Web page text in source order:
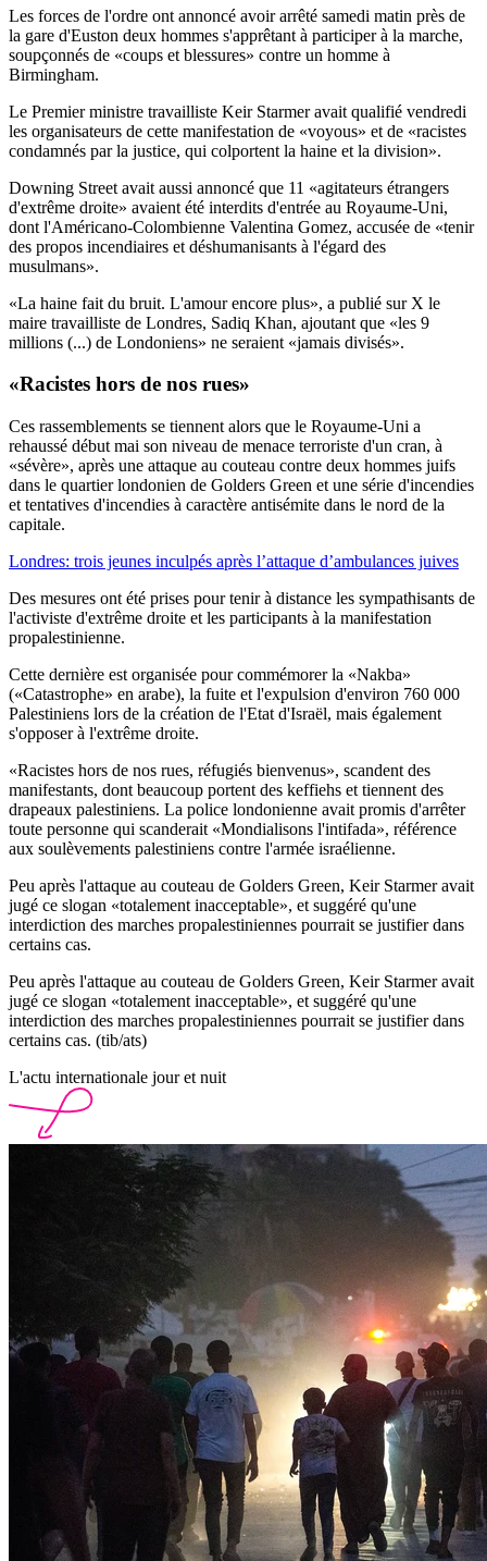
Les forces de l'ordre ont annoncé avoir arrêté samedi matin près de
la gare d'Euston deux hommes s'apprêtant à participer à la marche,
soupçonnés de «coups et blessures» contre un homme à
Birmingham.
Le Premier ministre travailliste Keir Starmer avait qualifié vendredi
les organisateurs de cette manifestation de «voyous» et de «racistes
condamnés par la justice, qui colportent la haine et la division».
Downing Street avait aussi annoncé que 11 «agitateurs étrangers
d'extrême droite» avaient été interdits d'entrée au Royaume-Uni,
dont l'Américano-Colombienne Valentina Gomez, accusée de «tenir
des propos incendiaires et déshumanisants à l'égard des
musulmans».
«La haine fait du bruit. L'amour encore plus», a publié sur X le
maire travailliste de Londres, Sadiq Khan, ajoutant que «les 9
millions (...) de Londoniens» ne seraient «jamais divisés».
«Racistes hors de nos rues»
Ces rassemblements se tiennent alors que le Royaume-Uni a
rehaussé début mai son niveau de menace terroriste d'un cran, à
«sévère», après une attaque au couteau contre deux hommes juifs
dans le quartier londonien de Golders Green et une série d'incendies
et tentatives d'incendies à caractère antisémite dans le nord de la
capitale.
Londres: trois jeunes inculpés après l’attaque d’ambulances juives
Des mesures ont été prises pour tenir à distance les sympathisants de
l'activiste d'extrême droite et les participants à la manifestation
propalestinienne.
Cette dernière est organisée pour commémorer la «Nakba»
(«Catastrophe» en arabe), la fuite et l'expulsion d'environ 760 000
Palestiniens lors de la création de l'Etat d'Israël, mais également
s'opposer à l'extrême droite.
«Racistes hors de nos rues, réfugiés bienvenus», scandent des
manifestants, dont beaucoup portent des keffiehs et tiennent des
drapeaux palestiniens. La police londonienne avait promis d'arrêter
toute personne qui scanderait «Mondialisons l'intifada», référence
aux soulèvements palestiniens contre l'armée israélienne.
Peu après l'attaque au couteau de Golders Green, Keir Starmer avait
jugé ce slogan «totalement inacceptable», et suggéré qu'une
interdiction des marches propalestiniennes pourrait se justifier dans
certains cas.
Peu après l'attaque au couteau de Golders Green, Keir Starmer avait
jugé ce slogan «totalement inacceptable», et suggéré qu'une
interdiction des marches propalestiniennes pourrait se justifier dans
certains cas. (tib/ats)
L'actu internationale jour et nuit